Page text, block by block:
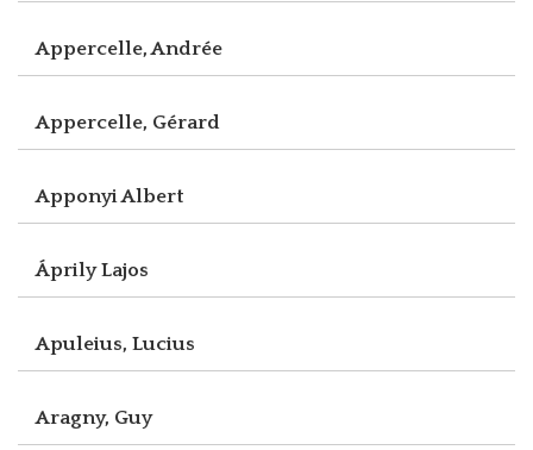
Appercelle, Andrée
Appercelle, Gérard
Apponyi Albert
Áprily Lajos
Apuleius, Lucius
Aragny, Guy